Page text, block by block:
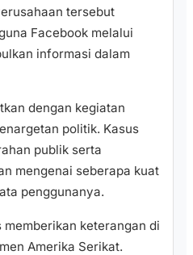
tersebut
Facebook melalui
informasi dalam
dengan kegiatan
politik. Kasus
publik serta
mengenai seberapa kuat
penggunanya.
keterangan di
Amerika Serikat.